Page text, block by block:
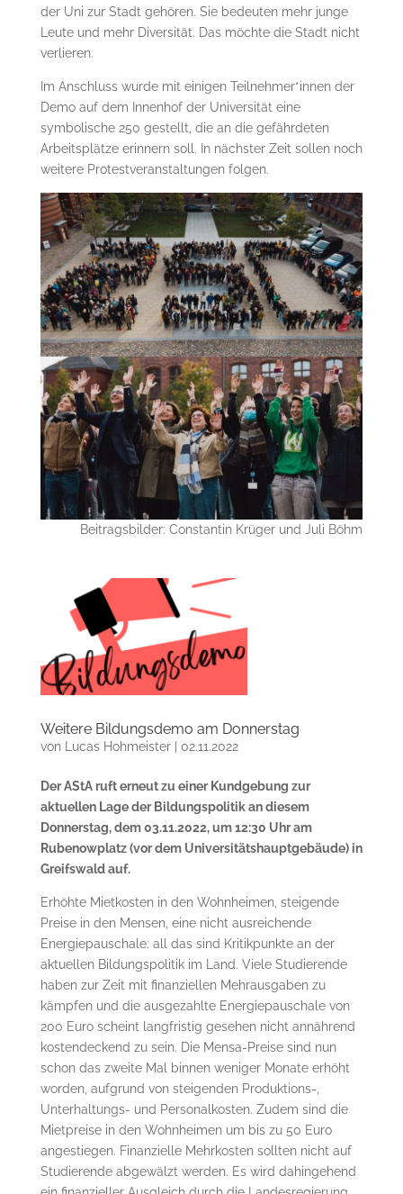
der Uni zur Stadt gehören. Sie bedeuten mehr junge
Leute und mehr Diversität. Das möchte die Stadt nicht
verlieren.
Im Anschluss wurde mit einigen Teilnehmer*innen der
Demo auf dem Innenhof der Universität eine
symbolische 250 gestellt, die an die gefährdeten
Arbeitsplätze erinnern soll. In nächster Zeit sollen noch
weitere Protestveranstaltungen folgen.
Beitragsbilder: Constantin Krüger und Juli Böhm
Weitere Bildungsdemo am Donnerstag
von Lucas Hohmeister| 02.11.2022
Der AStA ruft erneut zu einer Kundgebung zur
aktuellen Lage der Bildungspolitik an diesem
Donnerstag, dem 03.11.2022, um 12:30 Uhr am
Rubenowplatz (vor dem Universitätshauptgebäude) in
Greifswald auf.
Erhöhte Mietkosten in den Wohnheimen, steigende
Preise in den Mensen, eine nicht ausreichende
Energiepauschale: all das sind Kritikpunkte an der
aktuellen Bildungspolitik im Land. Viele Studierende
haben zur Zeit mit finanziellen Mehrausgaben zu
kämpfen und die ausgezahlte Energiepauschale von
200 Euro scheint langfristig gesehen nicht annährend
kostendeckend zu sein. Die Mensa-Preise sind nun
schon das zweite Mal binnen weniger Monate erhöht
worden, aufgrund von steigenden Produktions-,
Unterhaltungs- und Personalkosten. Zudem sind die
Mietpreise in den Wohnheimen um bis zu 50 Euro
angestiegen. Finanzielle Mehrkosten sollten nicht auf
Studierende abgewälzt werden. Es wird dahingehend